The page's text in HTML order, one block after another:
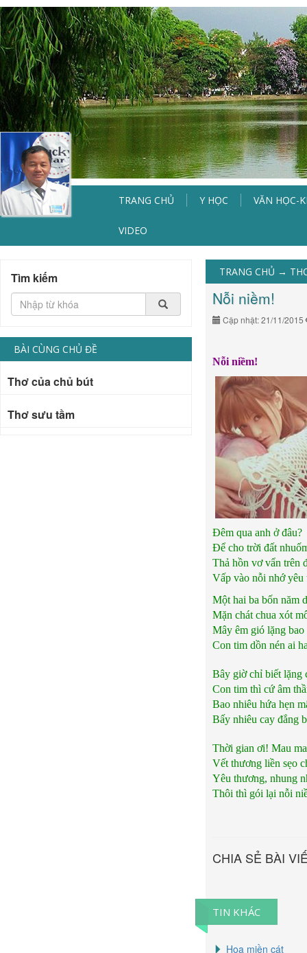
TRANG CHỦ Y HỌC VĂN HỌC-
VIDEO
TRANG CHỦ →
Nỗi niềm!
Cập nhật: 21/11/2015
Nỗi niềm!
Đêm qua anh ở đâu?
Để cho trời đất
Thả hồn vơ vẩn trên
Vấp vào nỗi nhớ
Một hai ba bốn năm
Mặn chát chua xót
Mây êm gió lặng bao
Con tim dồn nén ai
Bây giờ chỉ biết lặng
Con tim thì cứ âm
Bao nhiêu hứa hẹn
Bấy nhiêu cay đắng
Thời gian ơi! Mau
Vết thương liền sẹo
Yêu thương, nhung
Thôi thì gói lại nỗi
CHIA SẺ BÀI
TIN KHÁC
Hoa miền cát
Tìm kiếm
BÀI CÙNG CHỦ ĐỀ
Thơ của chủ bút
Thơ sưu tầm